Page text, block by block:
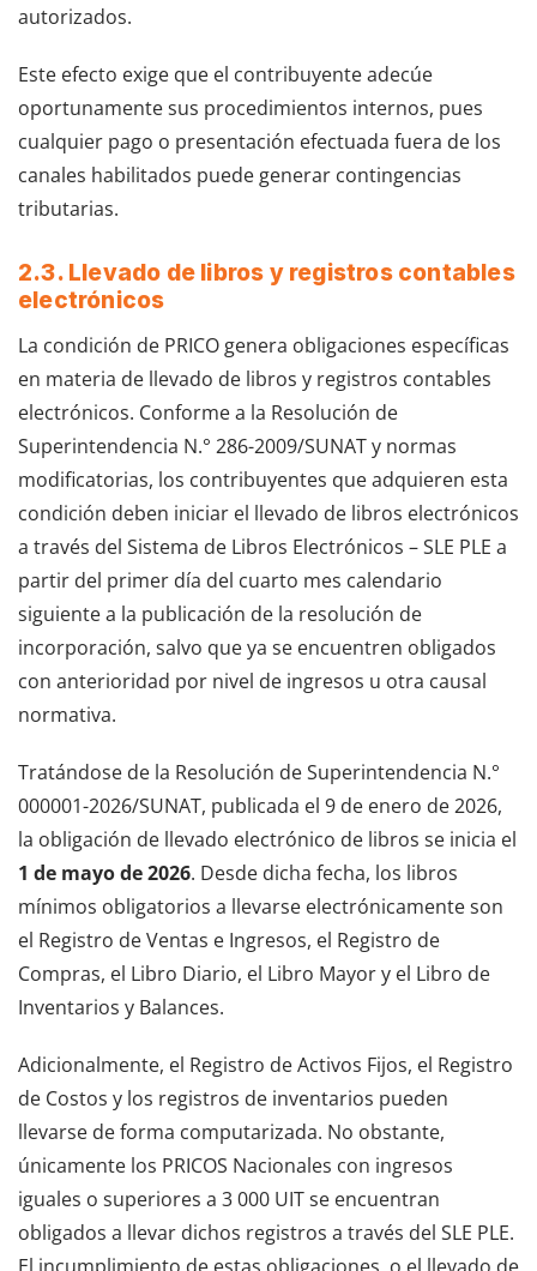
autorizados.
Este efecto exige que el contribuyente adecúe
oportunamente sus procedimientos internos, pues
cualquier pago o presentación efectuada fuera de los
canales habilitados puede generar contingencias
tributarias.
2.3. Llevado de libros y registros contables
electrónicos
La condición de PRICO genera obligaciones específicas
en materia de llevado de libros y registros contables
electrónicos. Conforme a la Resolución de
Superintendencia N.° 286-2009/SUNAT y normas
modificatorias, los contribuyentes que adquieren esta
condición deben iniciar el llevado de libros electrónicos
a través del Sistema de Libros Electrónicos – SLE PLE a
partir del primer día del cuarto mes calendario
siguiente a la publicación de la resolución de
incorporación, salvo que ya se encuentren obligados
con anterioridad por nivel de ingresos u otra causal
normativa.
Tratándose de la Resolución de Superintendencia N.°
000001-2026/SUNAT, publicada el 9 de enero de 2026,
la obligación de llevado electrónico de libros se inicia el
1 de mayo de 2026. Desde dicha fecha, los libros
mínimos obligatorios a llevarse electrónicamente son
el Registro de Ventas e Ingresos, el Registro de
Compras, el Libro Diario, el Libro Mayor y el Libro de
Inventarios y Balances.
Adicionalmente, el Registro de Activos Fijos, el Registro
de Costos y los registros de inventarios pueden
llevarse de forma computarizada. No obstante,
únicamente los PRICOS Nacionales con ingresos
iguales o superiores a 3 000 UIT se encuentran
obligados a llevar dichos registros a través del SLE PLE.